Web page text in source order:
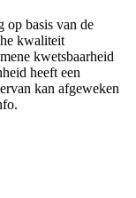
op basis van de
kwaliteit
kwetsbaarheid
heeft een
kan afgeweken